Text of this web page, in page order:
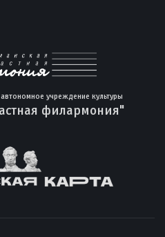
учреждение культуры
филармония"